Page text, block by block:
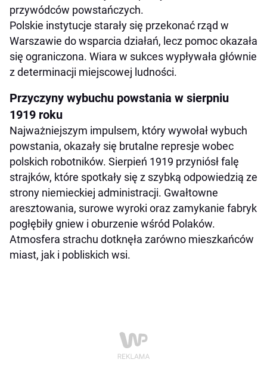
przywódców powstańczych.
Polskie instytucje starały się przekonać rząd w
Warszawie do wsparcia działań, lecz pomoc okazała
się ograniczona. Wiara w sukces wypływała głównie
z determinacji miejscowej ludności.
Przyczyny wybuchu powstania w sierpniu
1919 roku
Najważniejszym impulsem, który wywołał wybuch
powstania, okazały się brutalne represje wobec
polskich robotników. Sierpień 1919 przyniósł falę
strajków, które spotkały się z szybką odpowiedzią ze
strony niemieckiej administracji. Gwałtowne
aresztowania, surowe wyroki oraz zamykanie fabryk
pogłębiły gniew i oburzenie wśród Polaków.
Atmosfera strachu dotknęła zarówno mieszkańców
miast, jak i pobliskich wsi.